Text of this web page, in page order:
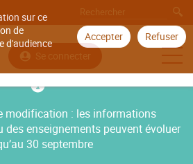
sur ce
de
d'audience
Accepter Refuser
Se connecter
modification : les informations
des enseignements peuvent évoluer
30 septembre